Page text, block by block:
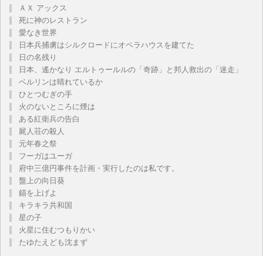
ＡＸ アックス
死に神のレストラン
愛なき世界
日本兵捕虜はシルクロードにオペラハウスを建てた
日の名残り
日本、遙かなり エルトゥールルの「奇跡」と邦人救出の「迷走」
ベルリンは晴れているか
ひとつむぎの手
火のないところに煙は
ある紅衛兵の告白
屍人荘の殺人
元年春之祭
フーガはユーガ
府中三億円事件を計画・実行したのは私です。
盤上の向日葵
錨を上げよ
キラキラ共和国
星の子
火星に住むつもりかい
たゆたえども沈まず